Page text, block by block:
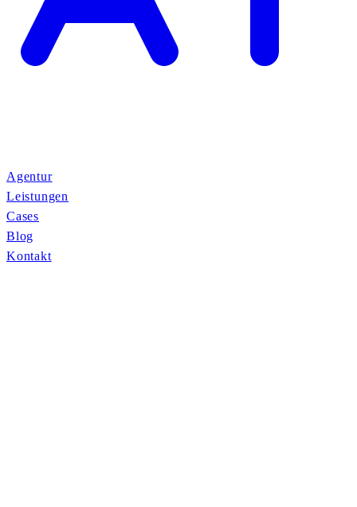
Agentur
Leistungen
Cases
Blog
Kontakt